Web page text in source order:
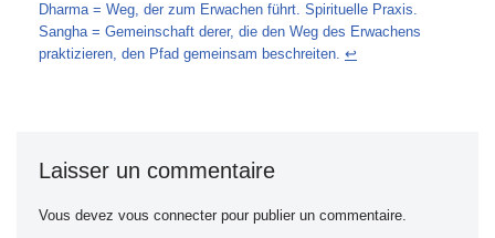
Dharma = Weg, der zum Erwachen führt. Spirituelle Praxis.
Sangha = Gemeinschaft derer, die den Weg des Erwachens
praktizieren, den Pfad gemeinsam beschreiten. ↩︎
Laisser un commentaire
Vous devez vous connecter pour publier un commentaire.